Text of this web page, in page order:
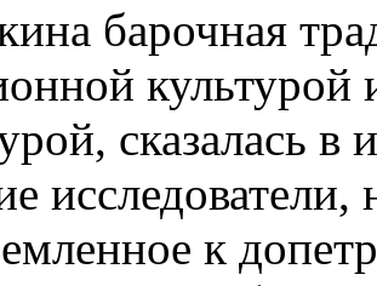
барочная
культурой
сказалась
исследователи,
к